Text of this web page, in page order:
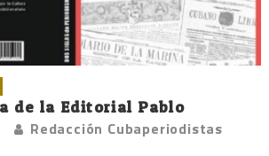
de la Editorial Pablo
Redacción Cubaperiodistas